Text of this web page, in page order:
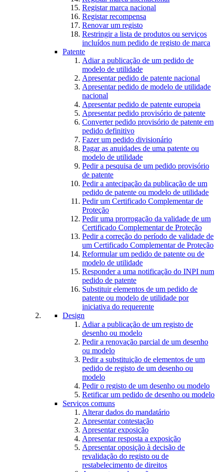
Registar marca nacional
Registar recompensa
Renovar um registo
Restringir a lista de produtos ou serviços
incluídos num pedido de registo de marca
Patente
Adiar a publicação de um pedido de
modelo de utilidade
Apresentar pedido de patente nacional
Apresentar pedido de modelo de utilidade
nacional
Apresentar pedido de patente europeia
Apresentar pedido provisório de patente
Converter pedido provisório de patente em
pedido definitivo
Fazer um pedido divisionário
Pagar as anuidades de uma patente ou
modelo de utilidade
Pedir a pesquisa de um pedido provisório
de patente
Pedir a antecipação da publicação de um
pedido de patente ou modelo de utilidade
Pedir um Certificado Complementar de
Proteção
Pedir uma prorrogação da validade de um
Certificado Complementar de Proteção
Pedir a correção do período de validade de
um Certificado Complementar de Proteção
Reformular um pedido de patente ou de
modelo de utilidade
Responder a uma notificação do INPI num
pedido de patente
Substituir elementos de um pedido de
patente ou modelo de utilidade por
iniciativa do requerente
Design
Adiar a publicação de um registo de
desenho ou modelo
Pedir a renovação parcial de um desenho
ou modelo
Pedir a substituição de elementos de um
pedido de registo de um desenho ou
modelo
Pedir o registo de um desenho ou modelo
Retificar um pedido de desenho ou modelo
Serviços comuns
Alterar dados do mandatário
Apresentar contestação
Apresentar exposição
Apresentar resposta a exposição
Apresentar oposição à decisão de
revalidação do registo ou de
restabelecimento de direitos